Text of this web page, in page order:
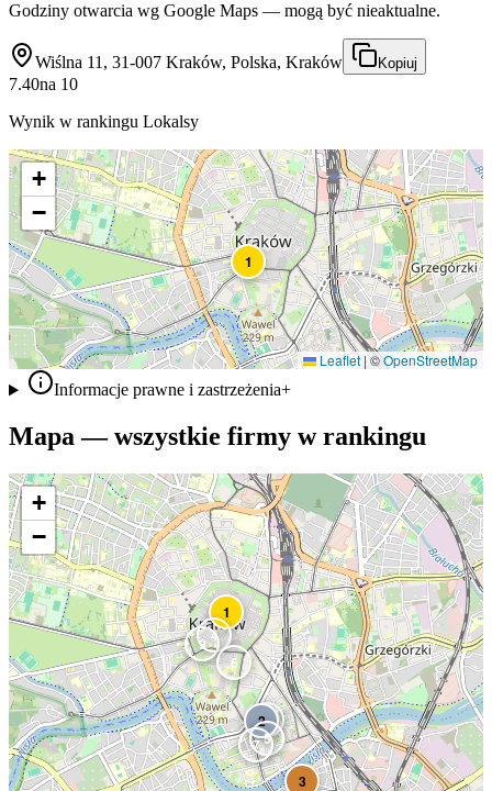
Godziny otwarcia wg Google Maps — mogą być nieaktualne.
Wiślna 11, 31-007 Kraków, Polska, Kraków Kopiuj
7.40na 10
Wynik w rankingu Lokalsy
1
+
−
Leaflet|©OpenStreetMap
Informacje prawne i zastrzeżenia+
Mapa — wszystkie firmy w rankingu
1
2
3
4
5
6
7
8
9
+
−